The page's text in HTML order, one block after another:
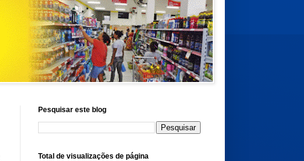
Pesquisar este blog
Total de visualizações de página